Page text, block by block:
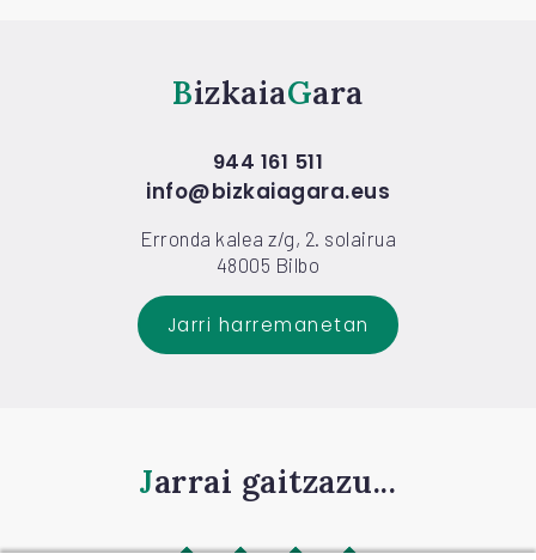
Bizkaia Gara
944 161 511
info@bizkaiagara.eus
Erronda kalea z/g, 2. solairua
48005 Bilbo
Jarri harremanetan
Jarrai gaitzazu...